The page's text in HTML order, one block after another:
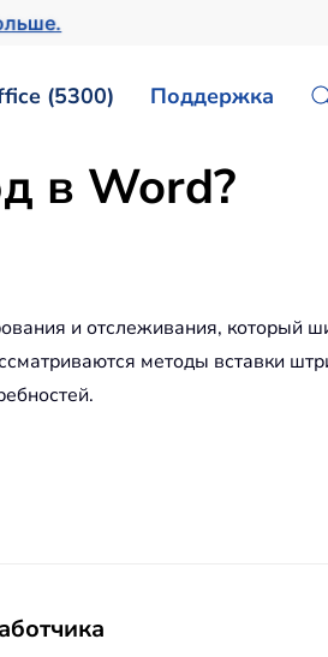
(5300) Поддержка
в Word?
и отслеживания, который
методы вставки